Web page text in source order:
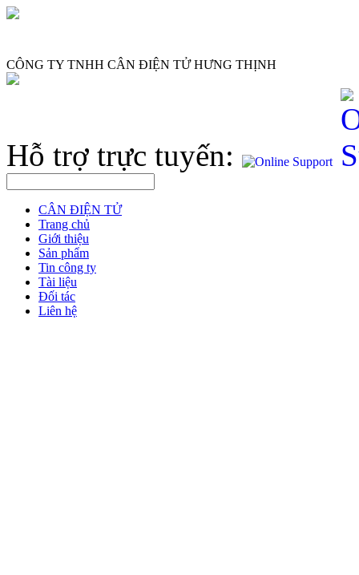
CÔNG TY TNHH CÂN ĐIỆN TỬ HƯNG THỊNH
Hỗ trợ trực tuyến:
CÂN ĐIỆN TỬ
Trang chủ
Giới thiệu
Sản phẩm
Tin công ty
Tài liệu
Đối tác
Liên hệ